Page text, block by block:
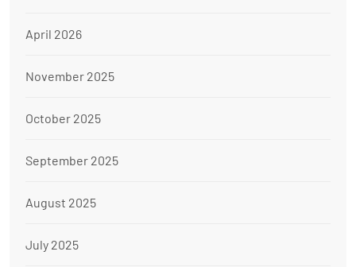
April 2026
November 2025
October 2025
September 2025
August 2025
July 2025